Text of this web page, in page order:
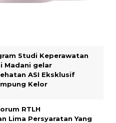
Studi Keperawatan
Madani gelar
ASI Eksklusif
‎Kelor
RTLH
Lima Persyaratan Yang